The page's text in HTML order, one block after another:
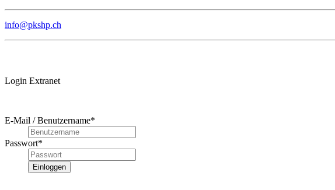
info@pkshp.ch
Login Extranet
E-Mail / Benutzername*
Passwort*
Einloggen